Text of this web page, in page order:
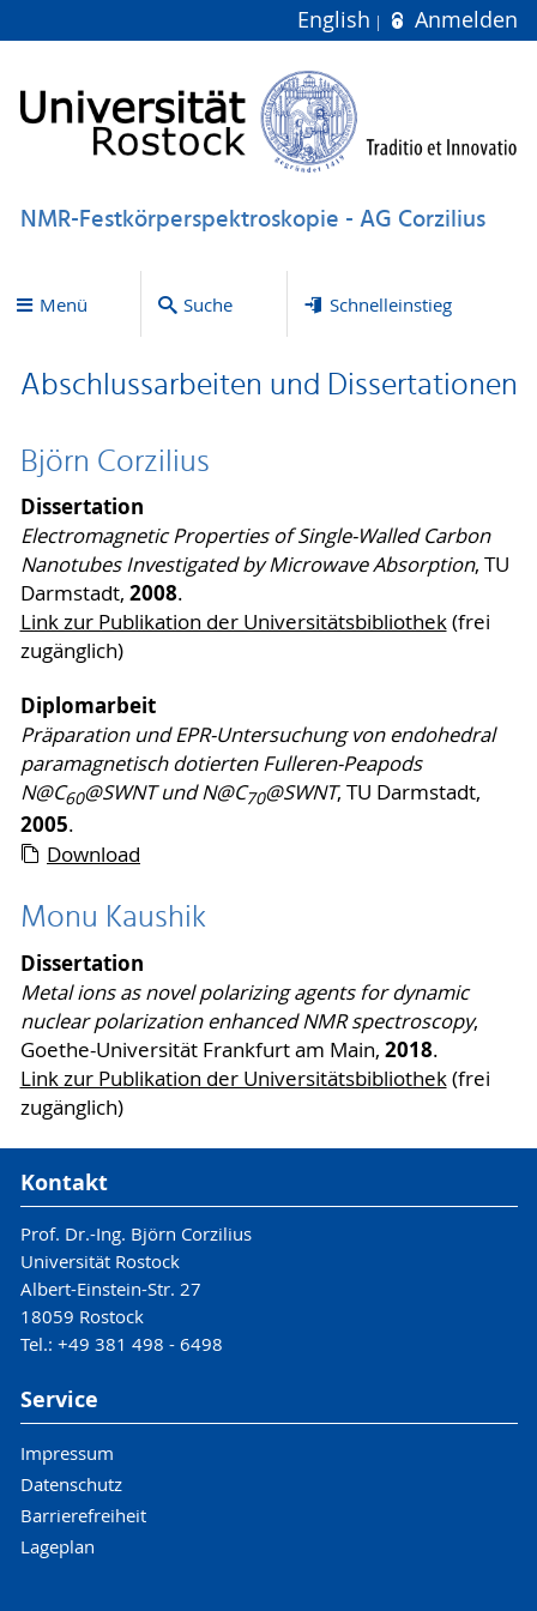
English Anmelden
NMR-Festkörperspektroskopie - AG Corzilius
Menü Suche Schnelleinstieg
Abschlussarbeiten und Dissertationen
Björn Corzilius
Dissertation
Electromagnetic Properties of Single-Walled Carbon
Nanotubes Investigated by Microwave Absorption, TU
Darmstadt, 2008.
Link zur Publikation der Universitätsbibliothek(frei
zugänglich)
Diplomarbeit
Präparation und EPR-Untersuchung von endohedral
paramagnetisch dotierten Fulleren-Peapods
N@C60@SWNT und N@C70@SWNT, TU Darmstadt,
2005.
Download
Monu Kaushik
Dissertation
Metal ions as novel polarizing agents for dynamic
nuclear polarization enhanced NMR spectroscopy,
Goethe-Universität Frankfurt am Main, 2018.
Link zur Publikation der Universitätsbibliothek(frei
zugänglich)
Kontakt
Prof. Dr.-Ing. Björn Corzilius
Universität Rostock
Albert-Einstein-Str. 27
18059 Rostock
Tel.: +49 381 498 - 6498
Service
Impressum
Datenschutz
Barrierefreiheit
Lageplan